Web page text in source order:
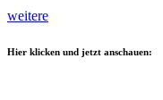
weitere
Hier klicken und jetzt anschauen: